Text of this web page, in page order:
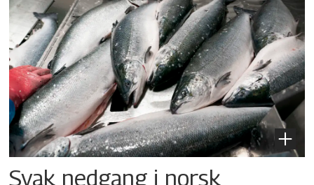
Svak nedgang i norsk